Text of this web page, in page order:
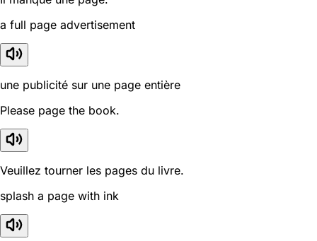
a full page advertisement
une publicité sur une page entière
Please page the book.
Veuillez tourner les pages du livre.
splash a page with ink